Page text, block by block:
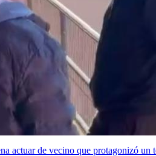
actuar de vecino que protagonizó un